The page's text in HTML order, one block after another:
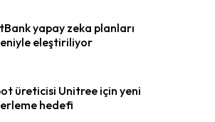
yapay zeka planları
eleştiriliyor
üreticisi Unitree için yeni
hedefi